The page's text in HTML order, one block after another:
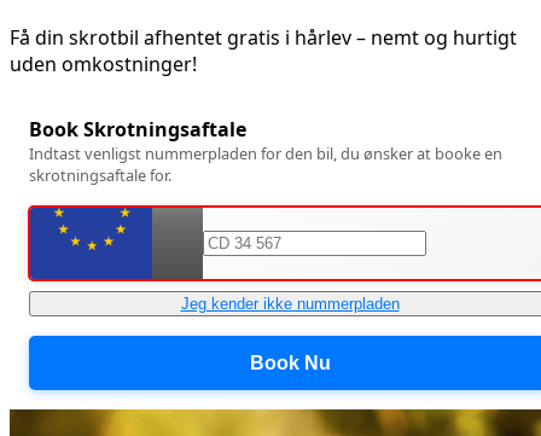
Få din skrotbil afhentet gratis i hårlev– nemt og hurtigt
uden omkostninger!
Book Skrotningsaftale
Indtast venligst nummerpladen for den bil, du ønsker at booke en
skrotningsaftale for.
Jeg kender ikke nummerpladen
Book Nu